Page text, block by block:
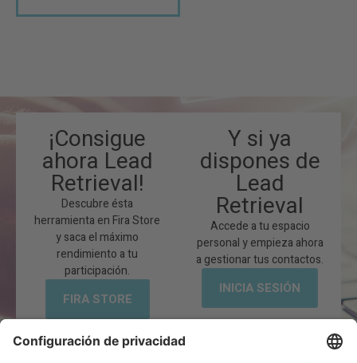
¡Consigue
ahora Lead
Retrieval!
Descubre ésta
herramienta en Fira Store
y saca el máximo
rendimiento a tu
participación.
FIRA STORE
Y si ya
dispones de
Lead
Retrieval
Accede a tu espacio
personal y empieza ahora
a gestionar tus contactos.
INICIA SESIÓN